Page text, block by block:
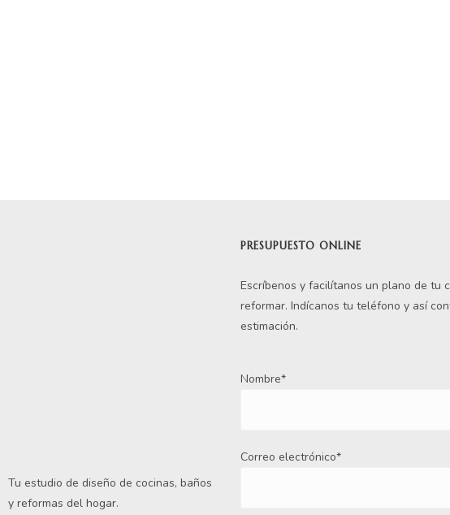
Tu estudio de diseño de cocinas, baños
y reformas del hogar.
PRESUPUESTO ONLINE
Escríbenos y facilítanos un plano de tu
reformar. Indícanos tu teléfono y así
estimación.
Nombre*
Correo electrónico*